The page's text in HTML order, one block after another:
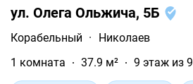
ул. Олега Ольжича, 5Б
Корабельный ·
Николаев
1 комната
37.9 м² 9 этаж из 9